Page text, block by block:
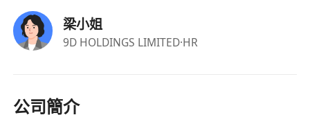
梁小姐
9D HOLDINGS LIMITED·HR
公司簡介